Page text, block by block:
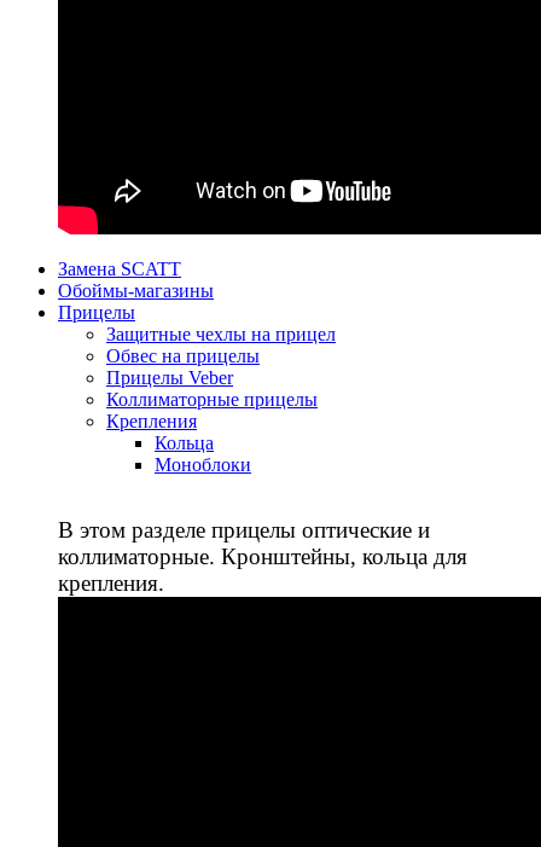
Замена SCATT
Обоймы-магазины
Прицелы
Защитные чехлы на прицел
Обвес на прицелы
Прицелы Veber
Коллиматорные прицелы
Крепления
Кольца
Моноблоки
В этом разделе прицелы оптические и
коллиматорные. Кронштейны, кольца для
крепления.